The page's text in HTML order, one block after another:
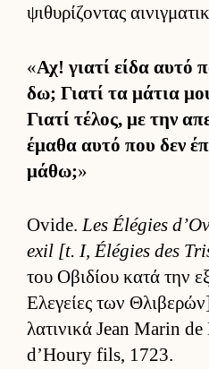
ψιθυρίζοντας
«Αχ! γιατί είδα αυτό
δω; Γιατί τα μάτια
Γιατί τέλος, με την
έμαθα αυτό που δεν
μάθω;»
Ovide.Les Élégies
exil [t. I, Élégies des
του Οβιδίου κατά την
Ελεγείες των
λατινικά Jean Marin
d’Houry fils, 1723.